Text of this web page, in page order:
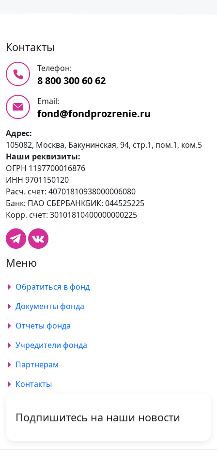
Контакты
Телефон:
8 800 300 60 62
Email:
fond@fondprozrenie.ru
Адрес:
105082, Москва, Бакунинская, 94, стр.1, пом.1, ком.5
Наши реквизиты:
ОГРН 1197700016876
ИНН 9701150120
Расч. счет: 40701810938000006080
Банк: ПАО СБЕРБАНКБИК: 044525225
Корр. счет: 30101810400000000225
Меню
Обратиться в фонд
Документы фонда
Отчеты фонда
Учредители фонда
Партнерам
Контакты
Подпишитесь на наши новости